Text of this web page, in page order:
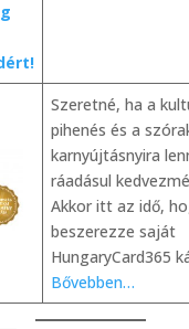
Szeretné, ha a
pihenés és a
karnyújtásnyira
ráadásul
Akkor itt az idő,
beszerezze saját
HungaryCard365
Bővebben…